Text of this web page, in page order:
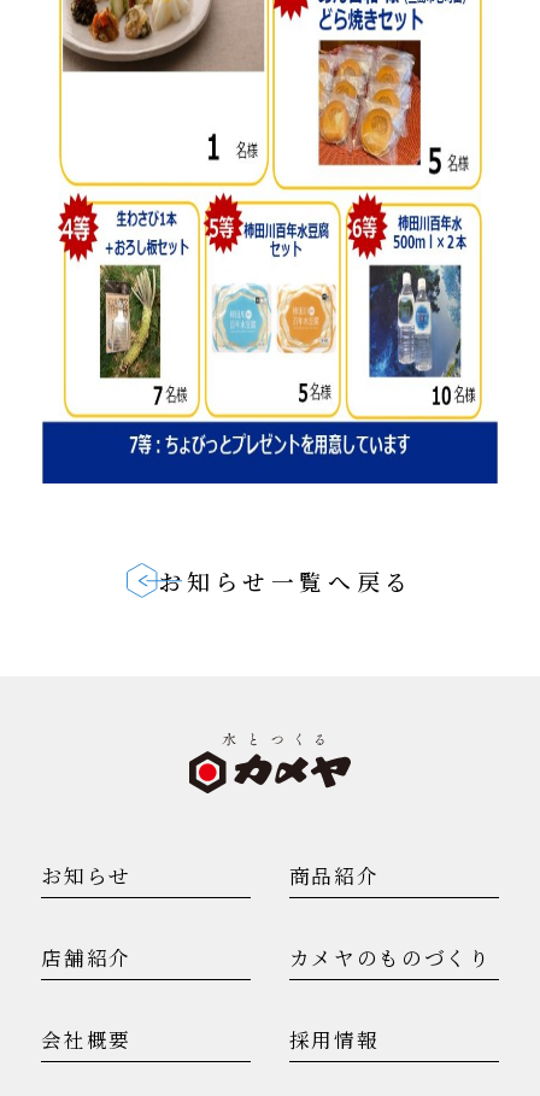
お知らせ一覧へ戻る
お知らせ 商品紹介
店舗紹介 カメヤのものづくり
会社概要 採用情報